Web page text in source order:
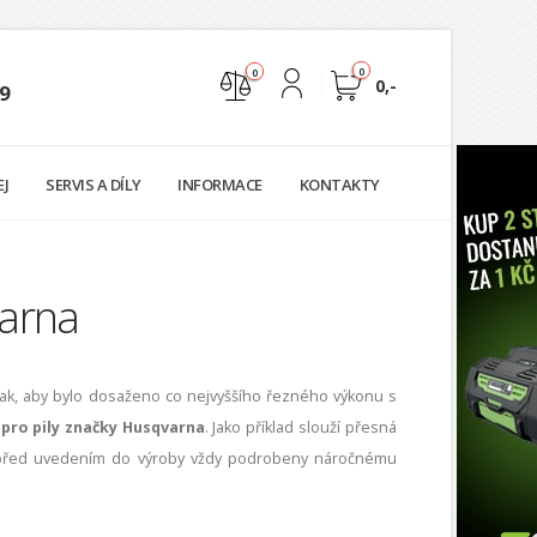
0
0,-
0
SERVIS A DÍLY INFORMACE KONTAKTY
aby bylo dosaženo co nejvyššího řezného výkonu s
pily značky Husqvarna. Jako příklad slouží přesná
uvedením do výroby vždy podrobeny náročnému